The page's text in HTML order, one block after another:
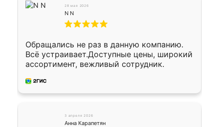
28 мая 2026
N N
Обращались не раз в данную компанию.
Всё устраивает.Доступные цены, широкий
ассортимент, вежливый сотрудник.
3 апреля 2026
Анна Карапетян